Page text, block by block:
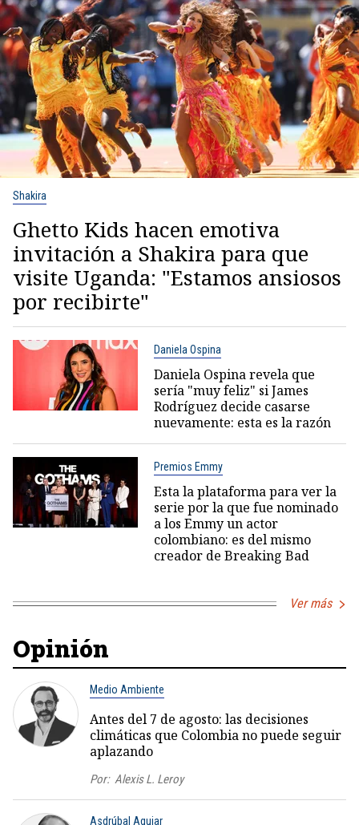
Shakira
Ghetto Kids hacen emotiva
invitación a Shakira para que
visite Uganda: "Estamos ansiosos
por recibirte"
Daniela Ospina
Daniela Ospina revela que
sería "muy feliz" si James
Rodríguez decide casarse
nuevamente: esta es la razón
Premios Emmy
Esta la plataforma para ver la
serie por la que fue nominado
a los Emmy un actor
colombiano: es del mismo
creador de Breaking Bad
Ver más
Opinión
Medio Ambiente
Antes del 7 de agosto: las decisiones
climáticas que Colombia no puede seguir
aplazando
Por: Alexis L. Leroy
Asdrúbal Aguiar